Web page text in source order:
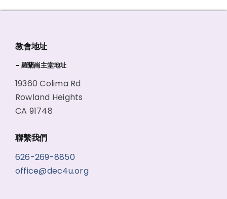
教會地址
– 羅蘭崗主堂地址
19360 Colima Rd
Rowland Heights
CA 91748
聯繫我們
626-269-8850
office@dec4u.org